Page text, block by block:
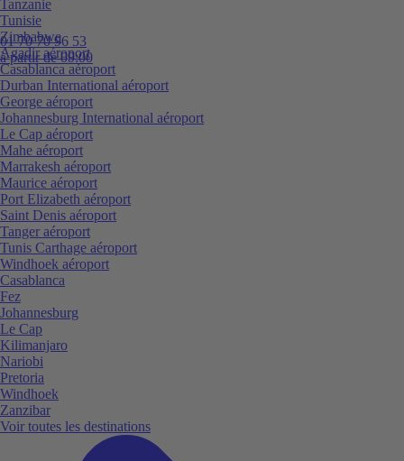
01 70 70 96 53
à partir de 09:00
Tanzanie
Tunisie
Zimbabwe
Agadir aéroport
Casablanca aéroport
Durban International aéroport
George aéroport
Johannesburg International aéroport
Le Cap aéroport
Mahe aéroport
Marrakesh aéroport
Maurice aéroport
Port Elizabeth aéroport
Saint Denis aéroport
Tanger aéroport
Tunis Carthage aéroport
Windhoek aéroport
Casablanca
Fez
Johannesburg
Le Cap
Kilimanjaro
Nariobi
Pretoria
Windhoek
Zanzibar
Voir toutes les destinations